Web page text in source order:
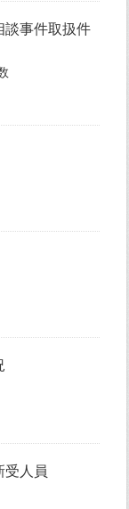
事件取扱件
人員